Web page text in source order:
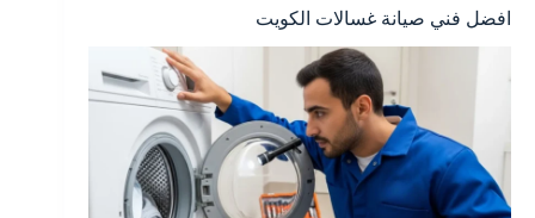
افضل فني صيانة غسالات الكويت